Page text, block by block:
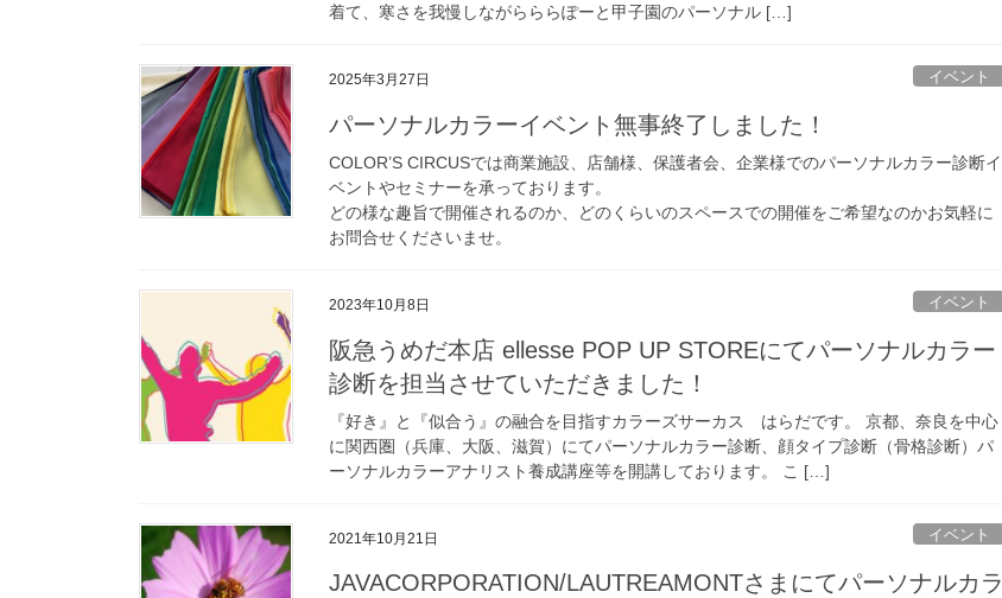
着て、寒さを我慢しながらららぽーと甲子園のパーソナル […]
2025年3月27日 イベント
パーソナルカラーイベント無事終了しました！
COLOR’S CIRCUSでは商業施設、店舗様、保護者会、企業様でのパーソナルカラー診断イ
ベントやセミナーを承っております。
どの様な趣旨で開催されるのか、どのくらいのスペースでの開催をご希望なのかお気軽に
お問合せくださいませ。
2023年10月8日 イベント
阪急うめだ本店 ellesse POP UP STOREにてパーソナルカラー
診断を担当させていただきました！
『好き』と『似合う』の融合を目指すカラーズサーカス はらだです。 京都、奈良を中心
に関西圏（兵庫、大阪、滋賀）にてパーソナルカラー診断、顔タイプ診断（骨格診断）パ
ーソナルカラーアナリスト養成講座等を開講しております。 こ […]
2021年10月21日 イベント
JAVACORPORATION/LAUTREAMONTさまにてパーソナルカラ